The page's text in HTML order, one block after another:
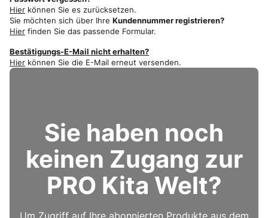
Hier können Sie es zurücksetzen.
Sie möchten sich über Ihre Kundennummer registrieren?
Hier finden Sie das passende Formular.
Bestätigungs-E-Mail nicht erhalten?
Hier können Sie die E-Mail erneut versenden.
Sie haben noch
keinen Zugang zur
PRO Kita Welt?
Um Zugriff auf Ihre abonnierten Produkte aus dem